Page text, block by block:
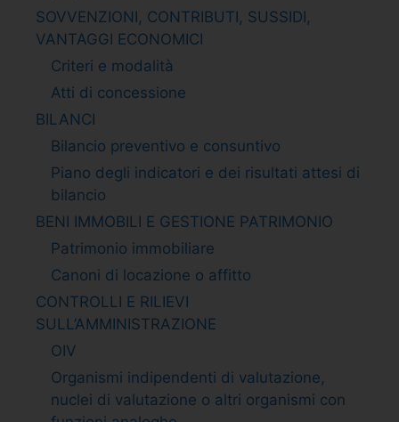
SOVVENZIONI, CONTRIBUTI, SUSSIDI,
VANTAGGI ECONOMICI
Criteri e modalità
Atti di concessione
BILANCI
Bilancio preventivo e consuntivo
Piano degli indicatori e dei risultati attesi di
bilancio
BENI IMMOBILI E GESTIONE PATRIMONIO
Patrimonio immobiliare
Canoni di locazione o affitto
CONTROLLI E RILIEVI
SULL’AMMINISTRAZIONE
OIV
Organismi indipendenti di valutazione,
nuclei di valutazione o altri organismi con